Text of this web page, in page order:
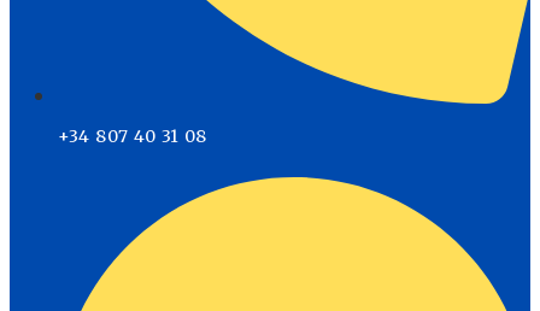
+34 807 40 31 08